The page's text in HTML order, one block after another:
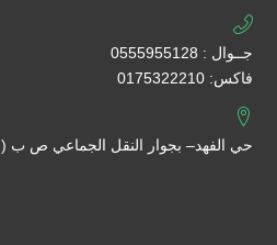
جــوال : 0555955128
فاكس: 0175322210
حي الفهد– بجوار النقل الجماعي ص ب ( 52 )